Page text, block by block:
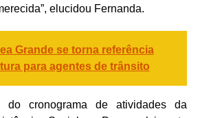
elucidou Fernanda.
Grande se torna referência
para agentes de trânsito
cronograma de atividades da